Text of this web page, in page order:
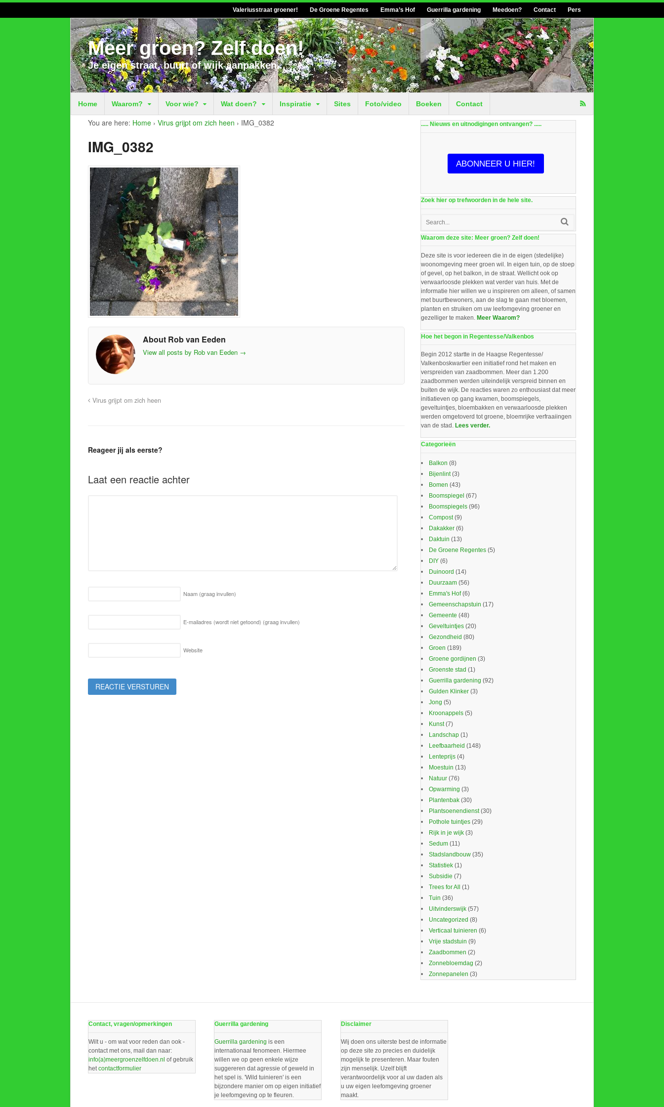
Valeriusstraat groener! De Groene Regentes Emma’s Hof Guerrilla gardening Meedoen? Contact Pers
Meer groen? Zelf doen!
Je eigen straat, buurt of wijk aanpakken...
Home Waarom? Voor wie? Wat doen? Inspiratie Sites Foto/video Boeken Contact
You are here: Home › Virus grijpt om zich heen › IMG_0382
IMG_0382
About Rob van Eeden
View all posts by Rob van Eeden →
Virus grijpt om zich heen
Reageer jij als eerste?
Laat een reactie achter
Naam (graag invullen)
E-mailadres (wordt niet getoond) (graag invullen)
Website
..... Nieuws en uitnodigingen ontvangen? .....
ABONNEER U HIER!
Zoek hier op trefwoorden in de hele site.
Waarom deze site: Meer groen? Zelf doen!
Deze site is voor iedereen die in de eigen (stedelijke)
woonomgeving meer groen wil. In eigen tuin, op de stoep
of gevel, op het balkon, in de straat. Wellicht ook op
verwaarloosde plekken wat verder van huis. Met de
informatie hier willen we u inspireren om alleen, of samen
met buurtbewoners, aan de slag te gaan met bloemen,
planten en struiken om uw leefomgeving groener en
gezelliger te maken. Meer Waarom?
Hoe het begon in Regentesse/Valkenbos
Begin 2012 startte in de Haagse Regentesse/
Valkenboskwartier een initiatief rond het maken en
verspreiden van zaadbommen. Meer dan 1.200
zaadbommen werden uiteindelijk verspreid binnen en
buiten de wijk. De reacties waren zo enthousiast dat meer
initiatieven op gang kwamen, boomspiegels,
geveltuintjes, bloembakken en verwaarloosde plekken
werden omgetoverd tot groene, bloemrijke verfraaiingen
van de stad. Lees verder.
Categorieën
Balkon (8)
Bijenlint(3)
Bomen (43)
Boomspiegel (67)
Boomspiegels(96)
Compost(9)
Dakakker(6)
Daktuin (13)
De Groene Regentes(5)
DIY(6)
Duinoord (14)
Duurzaam(56)
Emma's Hof(6)
Gemeenschapstuin (17)
Gemeente (48)
Geveltuintjes(20)
Gezondheid (80)
Groen (189)
Groene gordijnen (3)
Groenste stad (1)
Guerrilla gardening (92)
Gulden Klinker(3)
Jong (5)
Kroonappels(5)
Kunst(7)
Landschap(1)
Leefbaarheid (148)
Lenteprijs(4)
Moestuin (13)
Natuur(76)
Opwarming (3)
Plantenbak(30)
Plantsoenendienst(30)
Pothole tuintjes(29)
Rijk in je wijk(3)
Sedum(11)
Stadslandbouw(35)
Statistiek(1)
Subsidie (7)
Trees for All
(1)
Tuin (36)
Uitvinderswijk(57)
Uncategorized (8)
Verticaal tuinieren (6)
Vrije stadstuin (9)
Zaadbommen (2)
Zonnebloemdag (2)
Zonnepanelen (3)
Contact, vragen/opmerkingen
Wilt u - om wat voor reden dan ook -
contact met ons, mail dan naar:
info(a)meergroenzelfdoen.nl of gebruik
hetcontactformulier
Guerrilla gardening
Guerrilla gardening is een
internationaal fenomeen. Hiermee
willen we op geen enkele wijze
suggereren dat agressie of geweld in
het spel is. 'Wild tuinieren' is een
bijzondere manier om op eigen initiatief
je leefomgeving op te fleuren.
Disclaimer
Wij doen ons uiterste best de informatie
op deze site zo precies en duidelijk
mogelijk te presenteren. Maar fouten
zijn menselijk. Uzelf blijft
verantwoordelijk voor al uw daden als
u uw eigen leefomgeving groener
maakt.